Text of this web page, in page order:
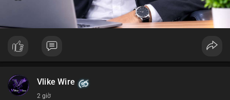
Vlike Wire
2 giờ